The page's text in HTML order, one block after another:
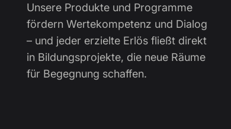
Unsere Produkte und Programme
fördern Wertekompetenz und Dialog
– und jeder erzielte Erlös fließt direkt
in Bildungsprojekte, die neue Räume
für Begegnung schaffen.